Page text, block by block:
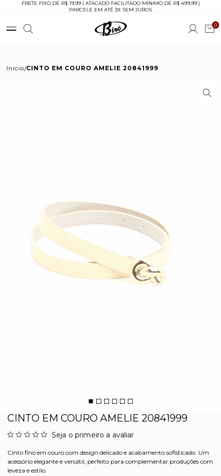
FRETE FIXO DE R$ 19,99 | ATACADO FACILITADO MÍNIMO DE R$ 499,99 |
PARCELE EM ATÉ 3X SEM JUROS
0
Início CINTO EM COURO AMELIE 20841999
CINTO EM COURO AMELIE 20841999
Seja o primeiro a avaliar
Cinto fino em couro com design delicado e acabamento sofisticado. Um
acessório elegante e versátil, perfeito para complementar produções com
leveza e estilo.